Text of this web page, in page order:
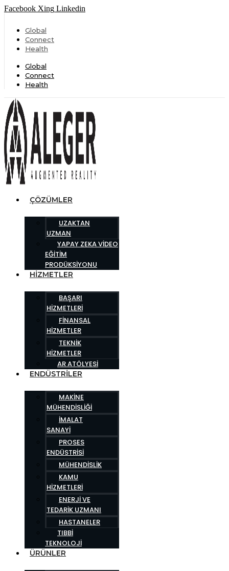
Facebook Xing Linkedin
Global
Connect
Health
Global
Connect
Health
ÇÖZÜMLER
UZAKTAN
UZMAN
YAPAY ZEKA VIDEO
EĞITIM
PRODÜKSIYONU
HIZMETLER
BAŞARI
HIZMETLERI
FINANSAL
HIZMETLER
TEKNIK
HIZMETLER
AR ATÖLYESI
ENDÜSTRILER
MAKINE
MÜHENDISLIĞI
İMALAT
SANAYI
PROSES
ENDÜSTRISI
MÜHENDISLIK
KAMU
HIZMETLERI
ENERJI VE
TEDARIK UZMANI
HASTANELER
TIBBI
TEKNOLOJI
ÜRÜNLER